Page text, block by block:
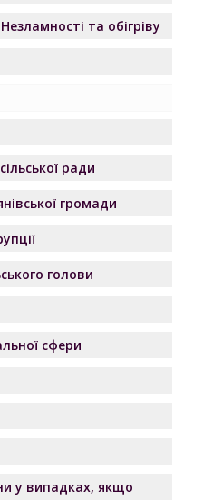
та обігріву
ради
громади
голови
сфери
у випадках, якщо